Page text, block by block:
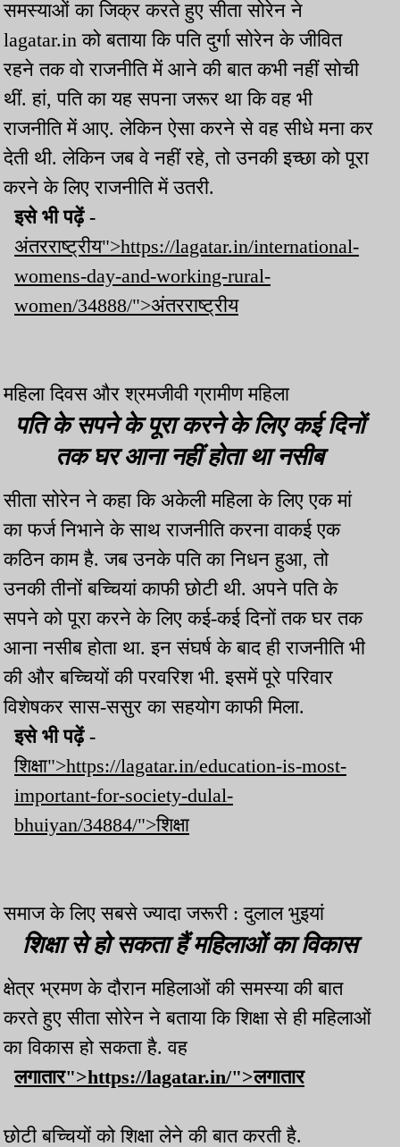
समस्याओं का जिक्र करते हुए सीता सोरेन ने
lagatar.in को बताया कि पति दुर्गा सोरेन के जीवित
रहने तक वो राजनीति में आने की बात कभी नहीं सोची
थीं. हां, पति का यह सपना जरूर था कि वह भी
राजनीति में आए. लेकिन ऐसा करने से वह सीधे मना कर
देती थी. लेकिन जब वे नहीं रहे, तो उनकी इच्छा को पूरा
करने के लिए राजनीति में उतरी.
इसे भी पढ़ें -
अंतरराष्ट्रीय">https://lagatar.in/international-
womens-day-and-working-rural-
women/34888/">अंतरराष्ट्रीय
महिला दिवस और श्रमजीवी ग्रामीण महिला
पति के सपने के पूरा करने के लिए कई दिनों
तक घर आना नहीं होता था नसीब
सीता सोरेन ने कहा कि अकेली महिला के लिए एक मां
का फर्ज निभाने के साथ राजनीति करना वाकई एक
कठिन काम है. जब उनके पति का निधन हुआ, तो
उनकी तीनों बच्चियां काफी छोटी थी. अपने पति के
सपने को पूरा करने के लिए कई-कई दिनों तक घर तक
आना नसीब होता था. इन संघर्ष के बाद ही राजनीति भी
की और बच्चियों की परवरिश भी. इसमें पूरे परिवार
विशेषकर सास-ससुर का सहयोग काफी मिला.
इसे भी पढ़ें -
शिक्षा">https://lagatar.in/education-is-most-
important-for-society-dulal-
bhuiyan/34884/">शिक्षा
समाज के लिए सबसे ज्यादा जरूरी : दुलाल भुइयां
शिक्षा से हो सकता हैं महिलाओं का विकास
क्षेत्र भ्रमण के दौरान महिलाओं की समस्या की बात
करते हुए सीता सोरेन ने बताया कि शिक्षा से ही महिलाओं
का विकास हो सकता है. वह
लगातार">https://lagatar.in/">लगातार
छोटी बच्चियों को शिक्षा लेने की बात करती है.